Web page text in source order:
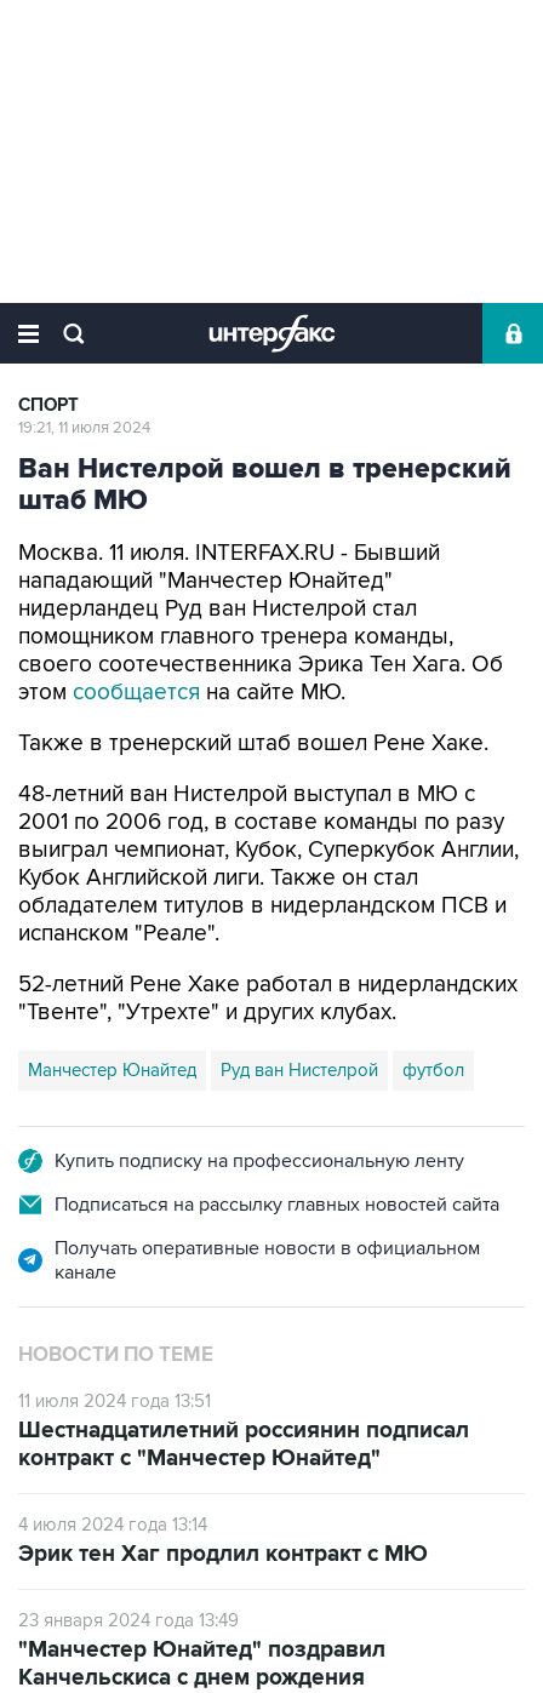
СПОРТ
19:21, 11 июля 2024
Ван Нистелрой вошел в тренерский
штаб МЮ
Москва. 11 июля. INTERFAX.RU - Бывший
нападающий "Манчестер Юнайтед"
нидерландец Руд ван Нистелрой стал
помощником главного тренера команды,
своего соотечественника Эрика Тен Хага. Об
этом сообщается на сайте МЮ.
Также в тренерский штаб вошел Рене Хаке.
48-летний ван Нистелрой выступал в МЮ с
2001 по 2006 год, в составе команды по разу
выиграл чемпионат, Кубок, Суперкубок Англии,
Кубок Английской лиги. Также он стал
обладателем титулов в нидерландском ПСВ и
испанском "Реале".
52-летний Рене Хаке работал в нидерландских
"Твенте", "Утрехте" и других клубах.
Манчестер Юнайтед Руд ван Нистелрой футбол
Купить подписку на профессиональную ленту
Подписаться на рассылку главных новостей сайта
Получать оперативные новости в официальном
канале
НОВОСТИ ПО ТЕМЕ
11 июля 2024 года 13:51
Шестнадцатилетний россиянин подписал
контракт с "Манчестер Юнайтед"
4 июля 2024 года 13:14
Эрик тен Хаг продлил контракт с МЮ
23 января 2024 года 13:49
"Манчестер Юнайтед" поздравил
Канчельскиса с днем рождения